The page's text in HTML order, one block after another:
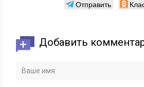
Отправить
Добавить